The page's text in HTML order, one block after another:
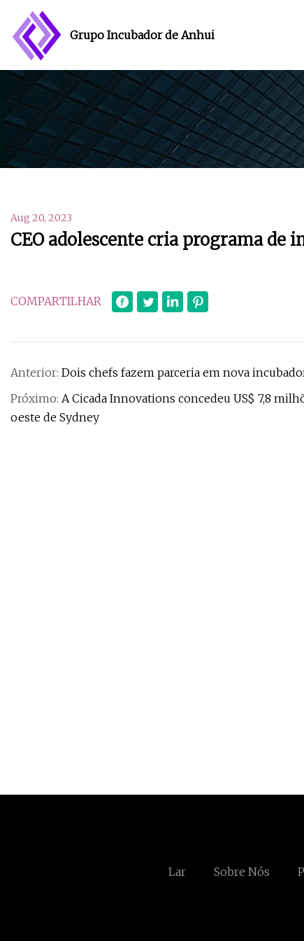
Grupo Incubador de Anhui
Aug 20, 2023
CEO adolescente cria programa de
COMPARTILHAR
Anterior: Dois chefs fazem parceria em nova
Próximo: A Cicada Innovations concedeu US$ 7,8
oeste de Sydney
Lar Sobre Nós